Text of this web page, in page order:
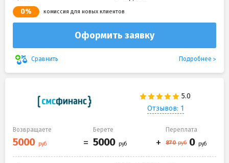
0% комиссия для новых клиентов
Оформить заявку
Сравнить Подробнее
Отзывов: 1
Возвращаете Берете Переплата